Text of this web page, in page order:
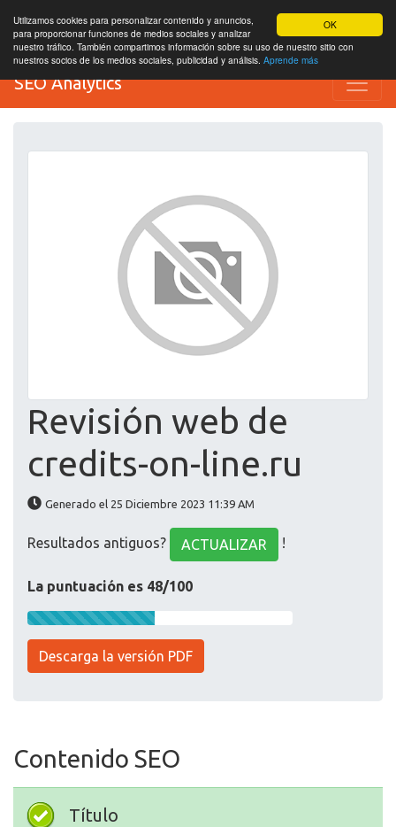
OK
Utilizamos cookies para personalizar contenido y anuncios,
para proporcionar funciones de medios sociales y analizar
nuestro tráfico. También compartimos información sobre su uso de nuestro sitio con
nuestros socios de los medios sociales, publicidad y análisis. Aprende más
SEO Analytics
Revisión web de
credits-on-line.ru
Generado el 25 Diciembre 2023 11:39 AM
Resultados antiguos? ACTUALIZAR !
La puntuación es 48/100
Descarga la versión PDF
Contenido SEO
Título